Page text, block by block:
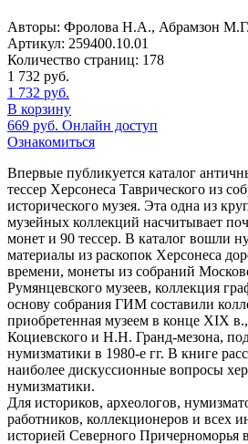
Авторы: Фролова Н.А., Абрамзон
Артикул: 259400.10.01
Количество страниц: 178
1 732 руб.
1 732 руб.
В корзину
669 руб. Онлайн доступ
Ознакомиться
Впервые публикуется каталог
тессер Херсонеса Таврического из
исторического музея. Эта одна из
музейных коллекций насчитывает
монет и 90 тессер. В каталог вошли
материалы из раскопок Херсонеса
времени, монеты из собраний
Румянцевского музеев, коллекция
основу собрания ГИМ составили
приобретенная музеем в конце XIX
Коциевского и Н.Н. Гранд-мезона,
нумизматики в 1980-е гг. В книге
наиболее дискуссионные вопросы
нумизматики.
Для историков, археологов,
работников, коллекционеров и всех
историей Северного Причерноморья